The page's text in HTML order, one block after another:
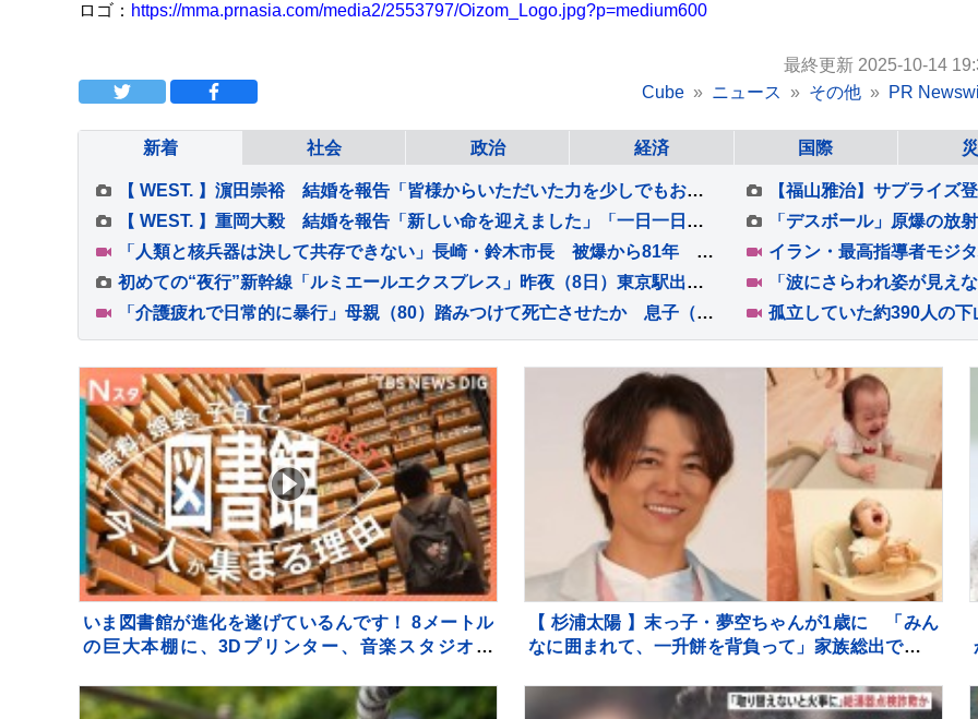
ロゴ： https://mma.prnasia.com/media2/2553797/Oizom_Logo.jpg?p=medium600
最終更新 2025-10-14
Cube
ニュース その他 PR
新着 社会 政治 経済 国際
【 WEST. 】濵田崇裕 結婚を報告「皆様からいただいた力を少しでもお返しできるよう、これからも精進してまいります」
【 WEST. 】重岡大毅 結婚を報告「新しい命を迎えました」「一日一日を大切に生きていこうと、覚悟を新たにしています」【 報告全文 】
「人類と核兵器は決して共存できない」長崎・鈴木市長 被爆から81年 長崎「原爆の日」核保有国を含む98か国の代表が参列 高市総理「我が国は非核三原則を堅持」
イラン・最高指導者モジ
初めての“夜行”新幹線「ルミエールエクスプレス」昨夜（8日）東京駅出発 けさ新大阪駅に到着 今回一夜限定も今後の運行も検討 JR東海
「介護疲れで日常的に暴行」母親（80）踏みつけて死亡させたか 息子（58）逮捕 左右の肋骨合わせて8本骨折 死亡確認 大阪
いま図書館が進化を遂げているんです！ 8メートル
の巨大本棚に、3Dプリンター、音楽スタジオま
7をご紹介！
【 杉浦太陽 】末っ子・夢空ちゃんが1歳に 「みん
なに囲まれて、一升餅を背負って」家族総出でお祝